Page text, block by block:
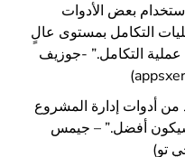
بعض الأدوات
التكامل بمستوى عالٍ
التكامل.” -جوزيف
من أدوات إدارة المشروع
أفضل.” – جيمس
تو)